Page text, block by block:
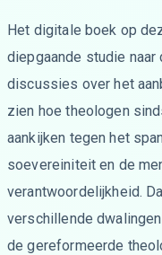
Het digitale boek op
diepgaande studie naar
discussies over het
zien hoe theologen
aankijken tegen het
soevereiniteit en de
verantwoordelijkheid.
verschillende
de gereformeerde